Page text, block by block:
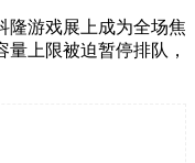
隆游戏展上成为全场焦
上限被迫暂停排队，